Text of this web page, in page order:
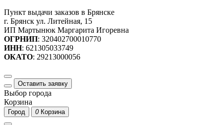
Пункт выдачи заказов в Брянске
г. Брянск ул. Литейная, 15
ИП Мартынюк Маргарита Игоревна
ОГРНИП: 320402700010770
ИНН: 621305033749
ОКАТО: 29213000056
Оставить заявку
Выбор города
Корзина
Город 0 Корзина